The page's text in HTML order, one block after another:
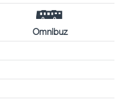
Omnibuz